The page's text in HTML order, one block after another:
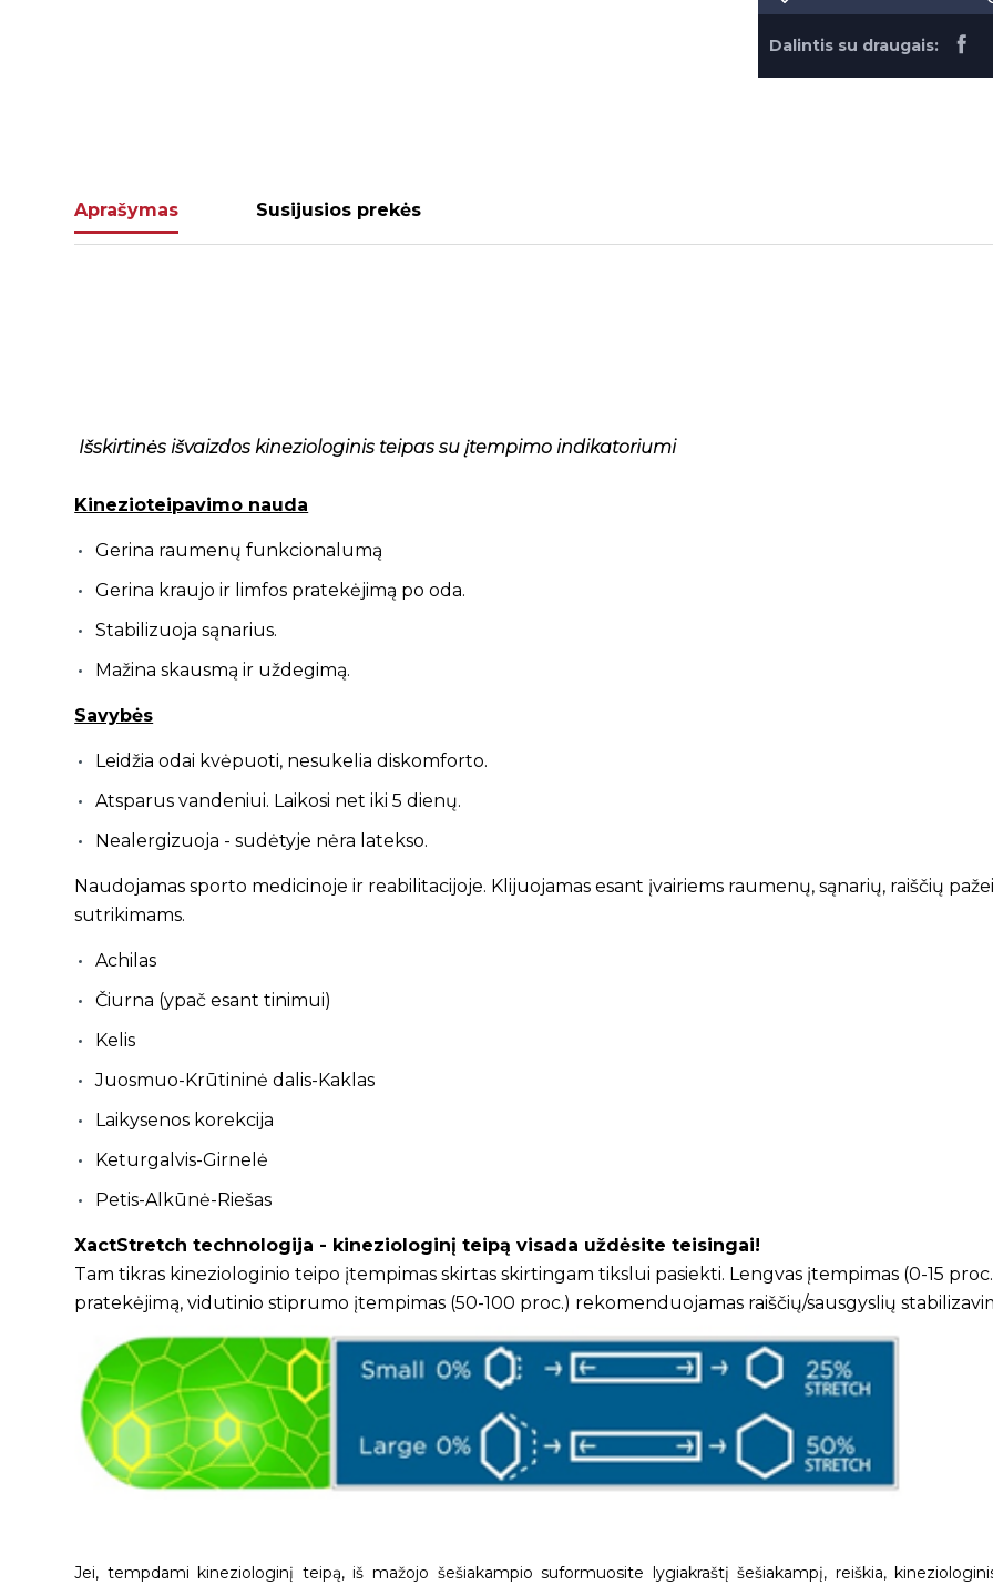
Dalintis su draugais:
Aprašymas Susijusios prekės
Išskirtinės išvaizdos kineziologinis teipas suįtempimo indikatoriumi
Kinezioteipavimo nauda
Gerina raumenų funkcionalumą
Gerina kraujo ir limfos pratekėjimą po oda.
Stabilizuoja sąnarius.
Mažina skausmą ir uždegimą.
Savybės
Leidžia odai kvėpuoti, nesukelia diskomforto.
Atsparus vandeniui. Laikosi net iki 5 dienų.
Nealergizuoja - sudėtyje nėra latekso.
Naudojamas sporto medicinoje ir reabilitacijoje. Klijuojamas esant įvairiems raumenų, sąnarių, raiščių
sutrikimams.
Achilas
Čiurna (ypač esant tinimui)
Kelis
Juosmuo-Krūtininė dalis-Kaklas
Laikysenos korekcija
Keturgalvis-Girnelė
Petis-Alkūnė-Riešas
XactStretch technologija - kineziologinį teipą visada uždėsite teisingai!
Tam tikras kineziologinio teipo įtempimas skirtas skirtingam tikslui pasiekti. Lengvas įtempimas (0-15
pratekėjimą, vidutinio stiprumo įtempimas (50-100 proc.) rekomenduojamas raiščių/sausgyslių
Jei, tempdami kineziologinį teipą, iš mažojo šešiakampio suformuosite lygiakraštį šešiakampį, reiškia,